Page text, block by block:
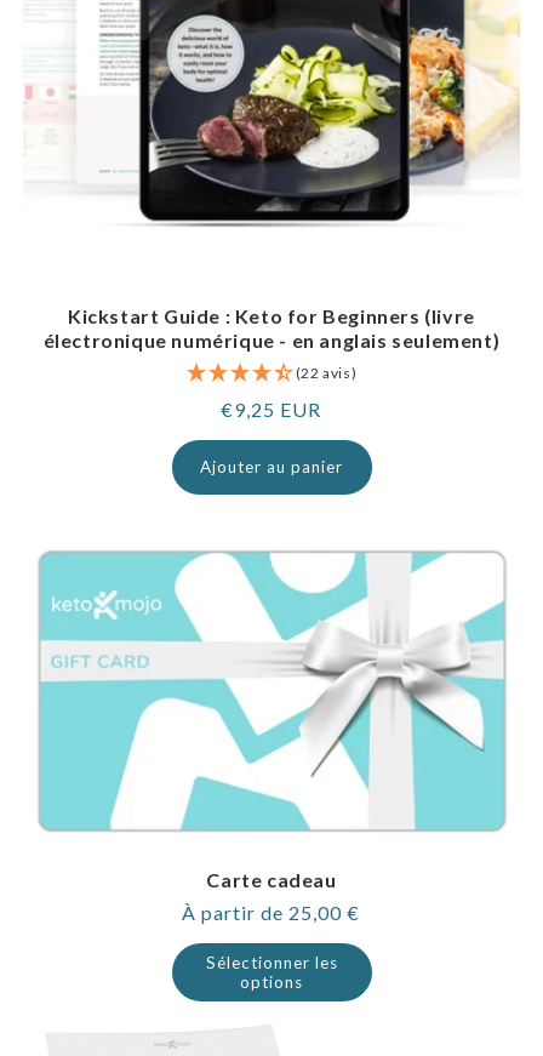
Kickstart Guide : Keto for Beginners (livre
électronique numérique - en anglais seulement)
(22 avis)
Prix
normal
€9,25 EUR
Ajouter au panier
Carte cadeau
Prix
normal
À partir de 25,00 €
Sélectionner les
options